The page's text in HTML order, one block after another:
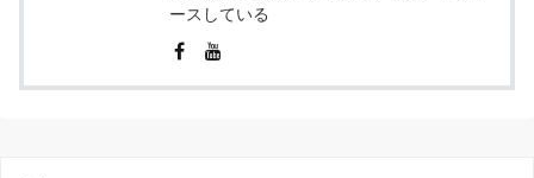
ースしている